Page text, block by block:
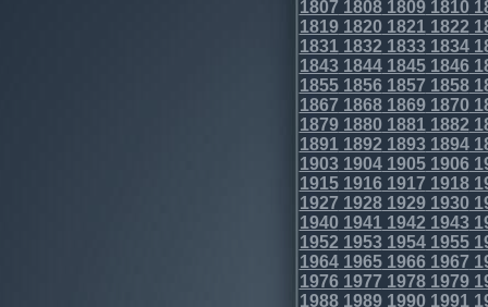
1807 180818091810
1819182018211822
18311832 18331834
1843184418451846
185518561857 1858
1867 186818691870
1879188018811882
18911892 18931894
1903190419051906
191519161917 1918
1927 192819291930
194019411942 1943
1952 195319541955
1964196519661967
19761977 19781979
1988198919901991